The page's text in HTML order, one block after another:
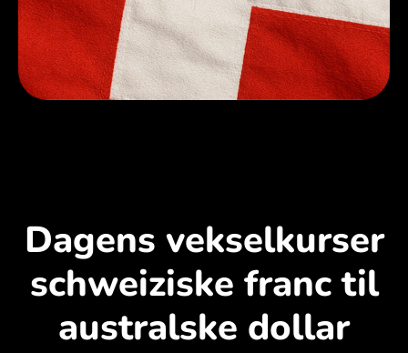
Dagens vekselkurser
schweiziske franc til
australske dollar